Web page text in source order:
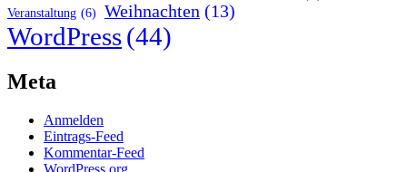
Veranstaltung (6) Weihnachten (13)
WordPress(44)
Meta
Anmelden
Eintrags-Feed
Kommentar-Feed
WordPress.org